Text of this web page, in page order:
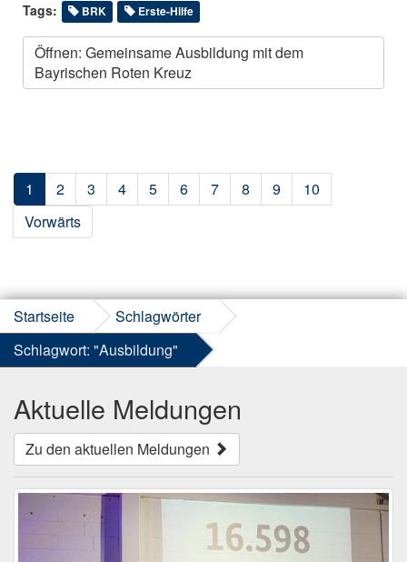
Tags:
BRK Erste-Hilfe
Öffnen: Gemeinsame Ausbildung mit dem
Bayrischen Roten Kreuz
1 2 3 4 5 6 7 8 9
10
Vorwärts
Startseite
Schlagwörter
Schlagwort: "Ausbildung"
Aktuelle Meldungen
Zu den aktuellen Meldungen